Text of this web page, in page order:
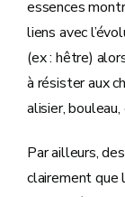
essences
liens avec
(ex : hêtre)
à résister aux
alisier, bouleau,
Par ailleurs,
clairement que